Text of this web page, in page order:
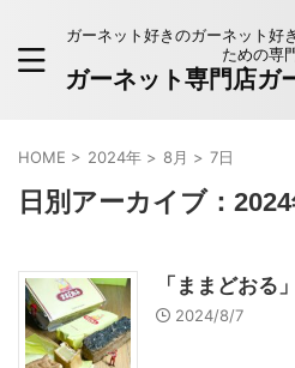
ガーネット好きのガーネット好
ための専
ガーネット専門店ガ
HOME > 2024年 > 8月 > 7日
日別アーカイブ：
「ままどおる
2024/8/7